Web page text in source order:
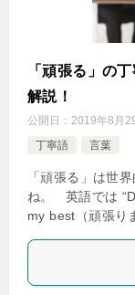
「頑張る」の
解説！
公開日： 2019年8月
丁寧語
言葉
「頑張る」は世
ね。 英語では
my best（頑張り